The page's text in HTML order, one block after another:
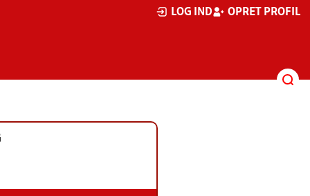
LOG IND OPRET PROFIL